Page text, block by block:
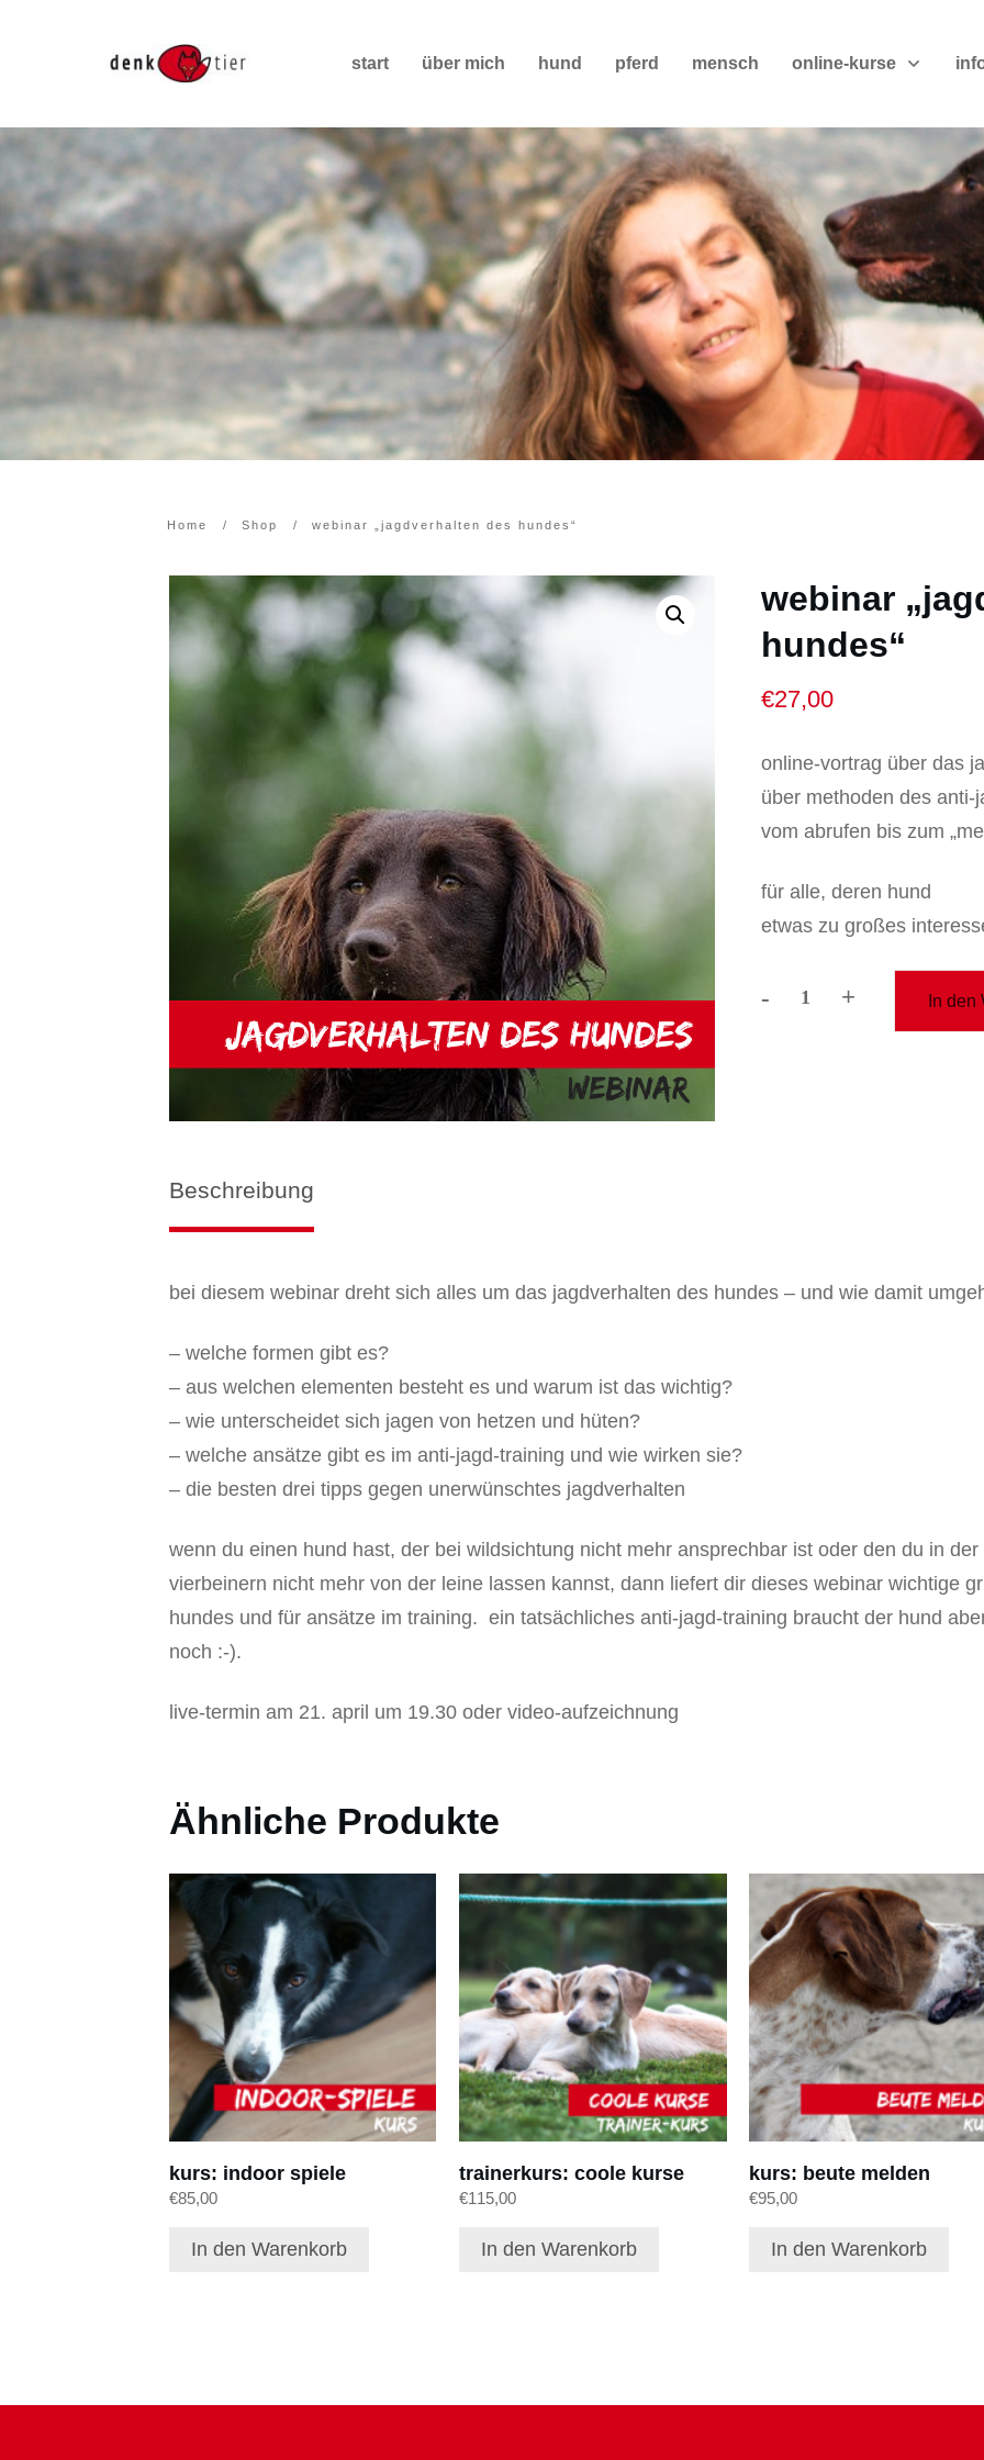
start über mich hund pferd mensch online-kurse
Home / Shop / webinar „jagdverhalten des hundes“
webinar
hundes“
€27,00
online-vortrag über das
über methoden des anti-
vom abrufen bis zum
für alle, deren hund
etwas zu großes
-webinar
+ In den
Beschreibung
bei diesem webinar dreht sich alles um das jagdverhalten des hundes – und wie damit
– welche formen gibt es?
– aus welchen elementen besteht es und warum ist das wichtig?
– wie unterscheidet sich jagen von hetzen und hüten?
– welche ansätze gibt es im anti-jagd-training und wie wirken sie?
– die besten drei tipps gegen unerwünschtes jagdverhalten
wenn du einen hund hast, der bei wildsichtung nicht mehr ansprechbar ist oder den du in
vierbeinern nicht mehr von der leine lassen kannst, dann liefert dir dieses webinar wichtige
hundes und für ansätze im training. ein tatsächliches anti-jagd-training braucht der hund
noch :-).
live-termin am 21. april um 19.30 oder video-aufzeichnung
Ähnliche Produkte
kurs: indoor spiele
€85,00
In den Warenkorb
trainerkurs: coole kurse
€115,00
In den Warenkorb
kurs: beute melden
€95,00
In den Warenkorb